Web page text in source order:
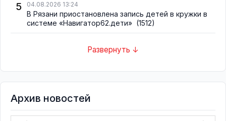
5 04.08.2026 13:24
В Рязани приостановлена запись детей в кружки в
системе «Навигатор62.дети» (1512)
Развернуть ↓
Архив новостей